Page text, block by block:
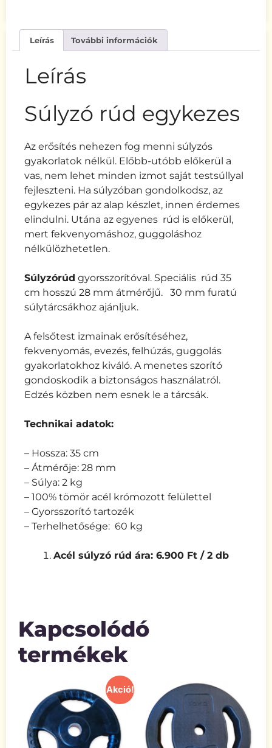
Leírás További információk
Leírás
Súlyzó rúd egykezes
Az erősítés nehezen fog menni súlyzós
gyakorlatok nélkül. Előbb-utóbb előkerül a
vas, nem lehet minden izmot saját testsúllyal
fejleszteni. Ha súlyzóban gondolkodsz, az
egykezes pár az alap készlet, innen érdemes
elindulni. Utána az egyenes rúd is előkerül,
mert fekvenyomáshoz, guggoláshoz
nélkülözhetetlen.
Súlyzórúd gyorsszorítóval. Speciális rúd 35
cm hosszú 28 mm átmérőjű. 30 mm furatú
súlytárcsákhoz ajánljuk.
A felsőtest izmainak erősítéséhez,
fekvenyomás, evezés, felhúzás, guggolás
gyakorlatokhoz kiváló. A menetes szorító
gondoskodik a biztonságos használatról.
Edzés közben nem esnek le a tárcsák.
Technikai adatok:
– Hossza: 35 cm
– Átmérője: 28 mm
– Súlya: 2 kg
– 100% tömör acél krómozott felülettel
– Gyorsszorító tartozék
– Terhelhetősége: 60 kg
Acél súlyzó rúd ára: 6.900 Ft / 2 db
Kapcsolódó
termékek
Akció!